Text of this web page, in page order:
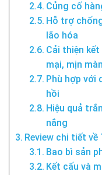
Củng cố
Hỗ trợ
lão hóa
Cải thiện kết
mại, mịn
Phù hợp với
hồi
Hiệu quả
nắng
Review chi tiết
Bao bì sản
Kết cấu và